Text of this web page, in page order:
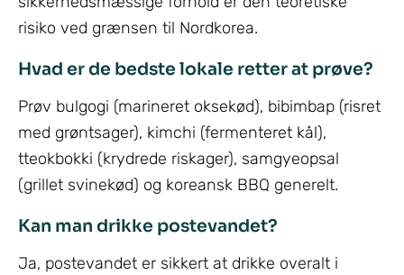
risiko ved grænsen til Nordkorea.
Hvad er de bedste lokale retter at prøve?
Prøv bulgogi (marineret oksekød), bibimbap (risret
med grøntsager), kimchi (fermenteret kål),
tteokbokki (krydrede riskager), samgyeopsal
(grillet svinekød) og koreansk BBQ generelt.
Kan man drikke postevandet?
Ja, postevandet er sikkert at drikke overalt i